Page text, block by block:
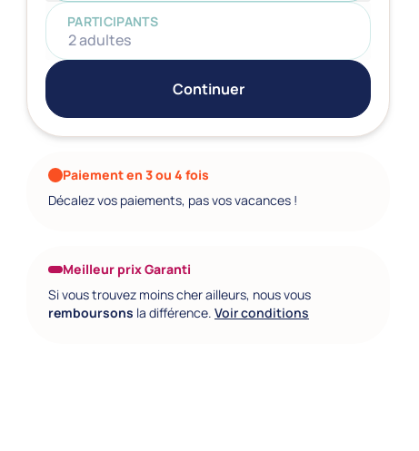
PARTICIPANTS
2 adultes
Continuer
Paiement en 3 ou 4 fois
Décalez vos paiements, pas vos vacances !
Meilleur prix Garanti
Si vous trouvez moins cher ailleurs, nous vous
remboursons la différence. Voir conditions